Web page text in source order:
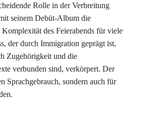
Rolle in der Verbreitung
seinem Debüt-Album die
des Feierabends für viele
der durch Immigration geprägt ist,
Zugehörigkeit und die
verbunden sind, verkörpert. Der
sondern auch für